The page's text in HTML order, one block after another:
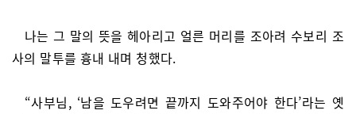
나는 그 말의 뜻을 헤아리고 얼른 머리를 조아려 수보리 조
사의 말투를 흉내 내며 청했다.
“사부님, ‘남을 도우려면 끝까지 도와주어야 한다’라는 옛